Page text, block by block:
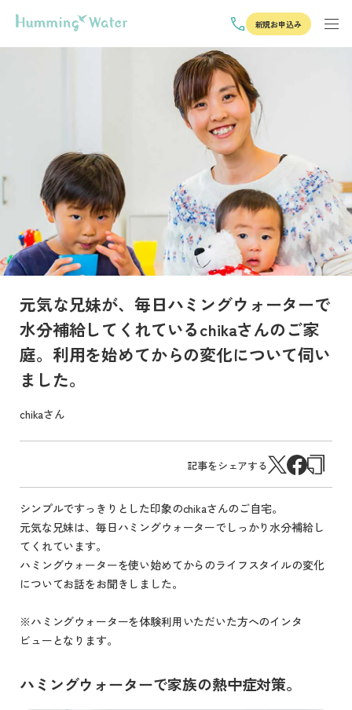
新規お申込み
元気な兄妹が、毎日ハミングウォーターで
水分補給してくれているchikaさんのご家
庭。利用を始めてからの変化について伺い
ました。
chikaさん
記事をシェアする
シンプルですっきりとした印象のchikaさんのご自宅。
元気な兄妹は、毎日ハミングウォーターでしっかり水分補給し
てくれています。
ハミングウォーターを使い始めてからのライフスタイルの変化
についてお話をお聞きしました。
※ハミングウォーターを体験利用いただいた方へのインタ
ビューとなります。
ハミングウォーターで家族の熱中症対策。